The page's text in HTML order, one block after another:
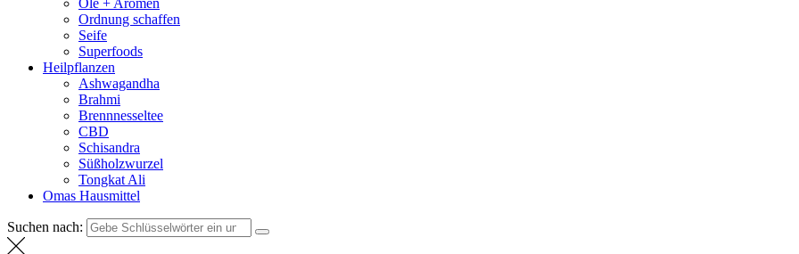
Öle + Aromen
Ordnung schaffen
Seife
Superfoods
Heilpflanzen
Ashwagandha
Brahmi
Brennnesseltee
CBD
Schisandra
Süßholzwurzel
Tongkat Ali
Omas Hausmittel
Suchen nach: